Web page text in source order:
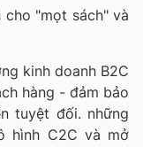
"mọt sách" và
kinh doanh B2C
hàng - đảm bảo
tuyệt đối. những
hình C2C và mở